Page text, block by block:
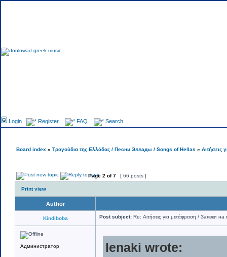
Login Register FAQ Search
Board index » Τραγούδια της Ελλάδας / Песни Эллады / Songs of Hellas » Αιτήσεις
Page 2 of7 [ 66 posts ]
Print view
Author
Kindiboba Post subject: Re: Αιτήσεις για μετάφραση / Заявки
Администратор lenaki wrote: